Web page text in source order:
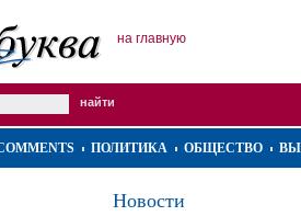
на главную
ПОЛИТИКА ОБЩЕСТВО
Новости